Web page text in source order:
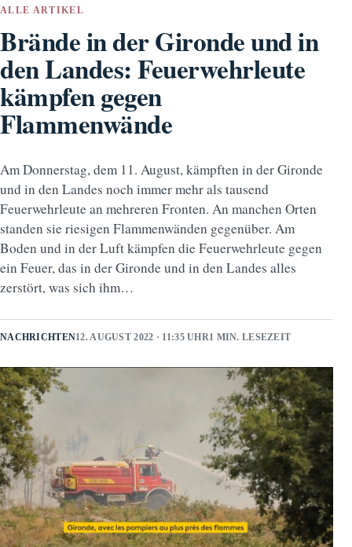
ALLE ARTIKEL
Brände in der Gironde und in
den Landes: Feuerwehrleute
kämpfen gegen
Flammenwände
Am Donnerstag, dem 11. August, kämpften in der Gironde
und in den Landes noch immer mehr als tausend
Feuerwehrleute an mehreren Fronten. An manchen Orten
standen sie riesigen Flammenwänden gegenüber. Am
Boden und in der Luft kämpfen die Feuerwehrleute gegen
ein Feuer, das in der Gironde und in den Landes alles
zerstört, was sich ihm…
NACHRICHTEN12. AUGUST 2022 · 11:35 UHR1 MIN. LESEZEIT